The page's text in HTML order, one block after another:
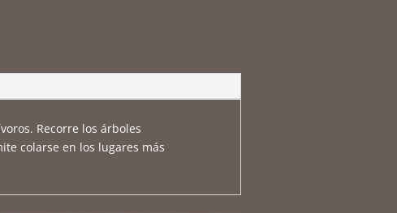
Recorre los árboles
colarse en los lugares más